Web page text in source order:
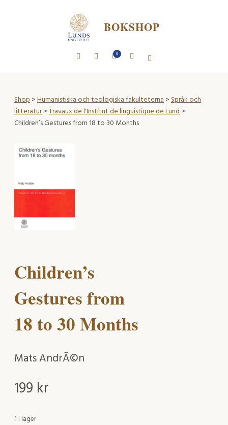
BOKSHOP
0
Shop>Humanistiska och teologiska fakulteterna>Språk och
litteratur>Travaux de l'Institut de linguistique de Lund>
Children’s Gestures from 18 to 30 Months
Children’s
Gestures from
18 to 30 Months
Mats AndrÃ©n
199 kr
1 i lager